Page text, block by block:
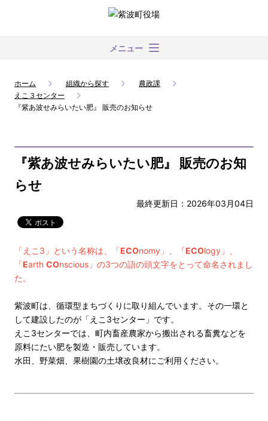
メニュー
ホーム 組織から探す
農政課
えこ３センター
『紫あ波せみらいたい肥』 販売のお知らせ
『紫あ波せみらいたい肥』 販売のお知
らせ
最終更新日：2026年03月04日
「えこ3」という名称は、「ECOnomy」、「ECOlogy」、
「Earth COnscious」の3つの語の頭文字をとって命名されまし
た。
紫波町は、循環型まちづくりに取り組んでいます。その一環と
して建設したのが「えこ3センター」です。
えこ3センターでは、町内畜産農家から搬出される畜糞などを
原料にたい肥を製造・販売しています。
水田、野菜畑、果樹園の土壌改良材にご利用ください。